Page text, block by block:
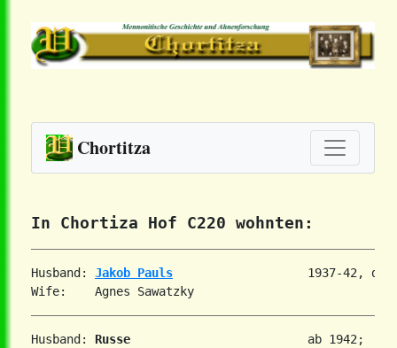
Chortitza
In Chortiza Hof C220 wohnten:
Husband: Jakob Pauls
1937-42,
Husband: Russe
ab 1942;